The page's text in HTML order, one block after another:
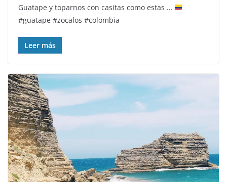
Guatape y toparnos con casitas como estas …
#guatape #zocalos #colombia
Leer más